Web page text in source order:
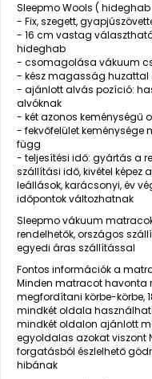
Sleepmo Wools (
- Fix, szegett,
- 16 cm vastag
hideghab
- csomagolása vákuum
- kész magasság huzattal
- ajánlott alvás pozíció:
alvóknak
- két azonos keménységű
- fekvőfelület keménysége
függ
- teljesítési idő: gyártás a
szállítási idő, kivétel
leállások, karácsonyi, év
időpontok változhatnak
Sleepmo vákuum
rendelhetők, országos
egyedi áras szállítással
Fontos információk a
Minden matracot
megfordítani körbe-körbe,
mindkét oldala
mindkét oldalon ajánlott
egyoldalas azokat viszont
forgatásból észlelhető
hibának